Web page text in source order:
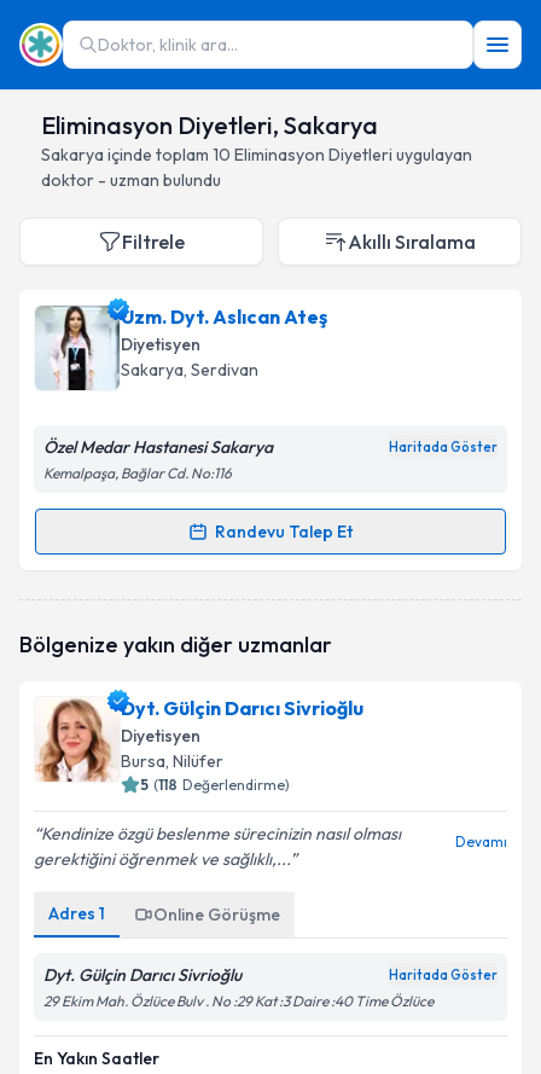
Doktor, klinik ara...
Eliminasyon Diyetleri, Sakarya
Sakarya içinde toplam 10 Eliminasyon Diyetleri uygulayan
doktor - uzman bulundu
Filtrele Akıllı Sıralama
Uzm. Dyt. Aslıcan Ateş
Diyetisyen
Sakarya, Serdivan
Özel Medar Hastanesi Sakarya Haritada Göster
Kemalpaşa, Bağlar Cd. No:116
Randevu Talep Et
Randevu Takvimi Talebi
oluşturun. Size bu uzmandan randevu almanız için bir
E-posta Adresiniz
Kişisel verilerimin işlenmesine ilişkinAydınlatma
Metni'ni okudum ve kişisel verilerimin belirtilen
Takvim Talebini Gönder
Bölgenize yakın diğer uzmanlar
Dyt. Gülçin Darıcı Sivrioğlu
Diyetisyen
Bursa, Nilüfer
5 (118 Değerlendirme)
Kendinize özgü beslenme sürecinizin nasıl olması
gerektiğini öğrenmek ve sağlıklı,...
Devamı
Adres 1 Online Görüşme
Dyt. Gülçin Darıcı Sivrioğlu Haritada Göster
29 Ekim Mah. Özlüce Bulv . No :29 Kat :3 Daire :40 Time Özlüce
En Yakın Saatler